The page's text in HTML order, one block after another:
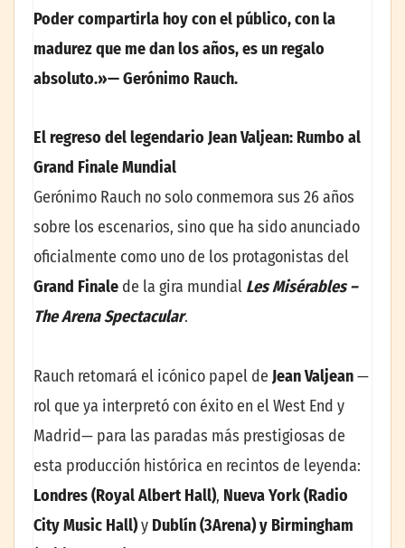
Poder compartirla hoy con el público, con la
madurez que me dan los años, es un regalo
absoluto.»— Gerónimo Rauch.
El regreso del legendario Jean Valjean: Rumbo al
Grand Finale Mundial
Gerónimo Rauch no solo conmemora sus 26 años
sobre los escenarios, sino que ha sido anunciado
oficialmente como uno de los protagonistas del
Grand Finale de la gira mundial Les Misérables –
The Arena Spectacular.
Rauch retomará el icónico papel de Jean Valjean—
rol que ya interpretó con éxito en el West End y
Madrid— para las paradas más prestigiosas de
esta producción histórica en recintos de leyenda:
Londres (Royal Albert Hall), Nueva York (Radio
City Music Hall)y Dublín (3Arena) y Birmingham